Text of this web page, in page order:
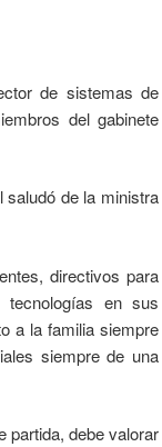
de sistemas de
del gabinete
saludó de la ministra
directivos para
en sus
a la familia siempre
siempre de una
partida, debe valorar